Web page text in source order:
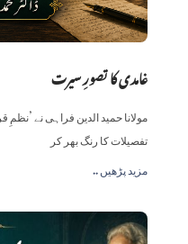
غامدی کا تصورِ سیرت
مولانا حمید الدین فراہی نے
تفصیلات کا رنگ بھر کر
.. مزید پڑھیں